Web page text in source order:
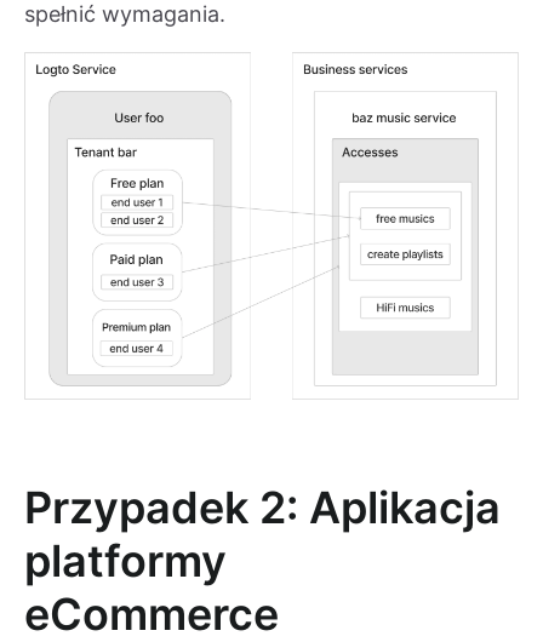
spełnić wymagania.
Przypadek 2: Aplikacja
platformy
eCommerce